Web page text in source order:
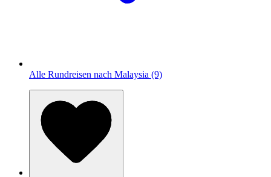
Alle Rundreisen nach Malaysia (9)